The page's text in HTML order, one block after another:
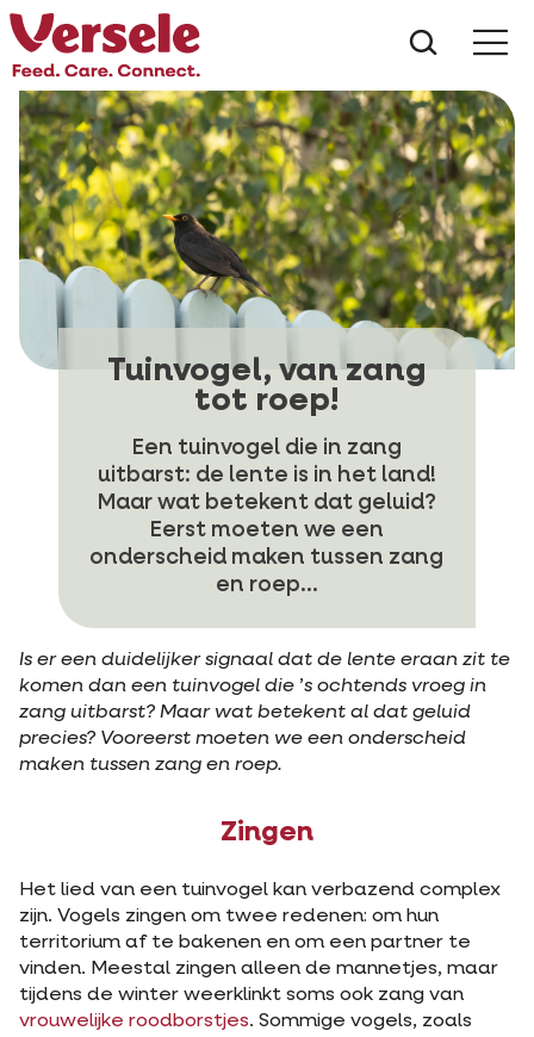
Tuinvogel, van zang
tot roep!
Een tuinvogel die in zang
uitbarst: de lente is in het land!
Maar wat betekent dat geluid?
Eerst moeten we een
onderscheid maken tussen zang
en roep...
Is er een duidelijker signaal dat de lente eraan zit te
komen dan een tuinvogel die ’s ochtends vroeg in
zang uitbarst? Maar wat betekent al dat geluid
precies? Vooreerst moeten we een onderscheid
maken tussen zang en roep.
Zingen
Het lied van een tuinvogel kan verbazend complex
zijn. Vogels zingen om twee redenen: om hun
territorium af te bakenen en om een partner te
vinden. Meestal zingen alleen de mannetjes, maar
tijdens de winter weerklinkt soms ook zang van
vrouwelijke roodborstjes. Sommige vogels, zoals